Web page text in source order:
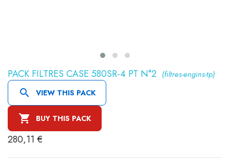
PACK FILTRES CASE 580SR-4 PT N°2 (filtres-engins-tp)
 VIEW THIS PACK
 BUY THIS PACK
280,11 €